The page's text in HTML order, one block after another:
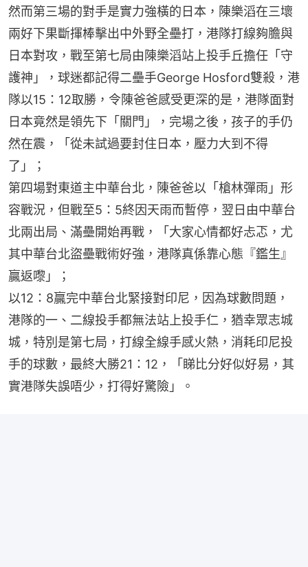
然而第三場的對手是實力強橫的日本，陳樂滔在三壞
兩好下果斷揮棒擊出中外野全壘打，港隊打線夠膽與
日本對攻，戰至第七局由陳樂滔站上投手丘擔任「守
護神」，球迷都記得二壘手George Hosford雙殺，港
隊以15：12取勝，令陳爸爸感受更深的是，港隊面對
日本竟然是領先下「關門」，完場之後，孩子的手仍
然在震，「從未試過要封住日本，壓力大到不得
了」；
第四場對東道主中華台北，陳爸爸以「槍林彈雨」形
容戰況，但戰至5：5終因天雨而暫停，翌日由中華台
北兩出局、滿壘開始再戰，「大家心情都好忐忑，尤
其中華台北盜壘戰術好強，港隊真係靠心態『鑑生』
贏返嚟」；
以12：8贏完中華台北緊接對印尼，因為球數問題，
港隊的一、二線投手都無法站上投手仁，猶幸眾志城
城，特別是第七局，打線全線手感火熱，消耗印尼投
手的球數，最終大勝21：12，「睇比分好似好易，其
實港隊失誤唔少，打得好驚險」。